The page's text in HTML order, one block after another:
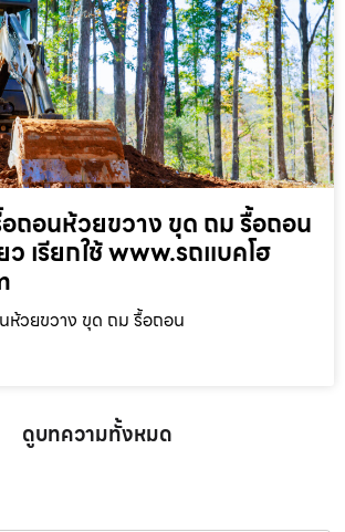
ถอนห้วยขวาง ขุด ถม รื้อถอน
ว เรียกใช้ www.รถแบคโฮ
ห้วยขวาง ขุด ถม รื้อถอน
ดูบทความทั้งหมด